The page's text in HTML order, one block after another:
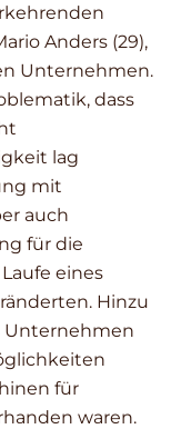
Anders (29),
Unternehmen.
dass
lag
mit
auch
für die
eines
Hinzu
Unternehmen
für
waren.